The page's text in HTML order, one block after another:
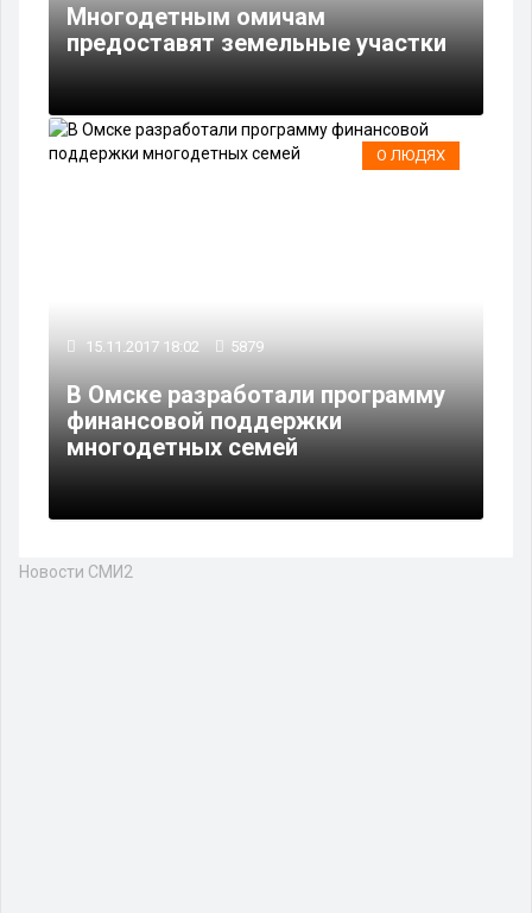
Многодетным омичам
предоставят земельные участки
О ЛЮДЯХ
15.11.2017 18:02 5879
В Омске разработали программу
финансовой поддержки
многодетных семей
Новости СМИ2